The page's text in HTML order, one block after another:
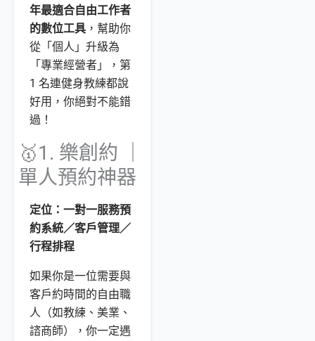
年最適合自由工作者
的數位工具，幫助你
從「個人」升級為
「專業經營者」，第
1 名連健身教練都說
好用，你絕對不能錯
過！
🥇1. 樂創約 ｜
單人預約神器
定位：一對一服務預
約系統／客戶管理／
行程排程
如果你是一位需要與
客戶約時間的自由職
人（如教練、美業、
諮商師），你一定遇